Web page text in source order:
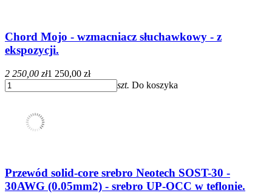
Chord Mojo - wzmacniacz słuchawkowy - z
ekspozycji.
2 250,00 zł1 250,00 zł
szt. Do koszyka
Przewód solid-core srebro Neotech SOST-30 -
30AWG (0.05mm2) - srebro UP-OCC w teflonie.